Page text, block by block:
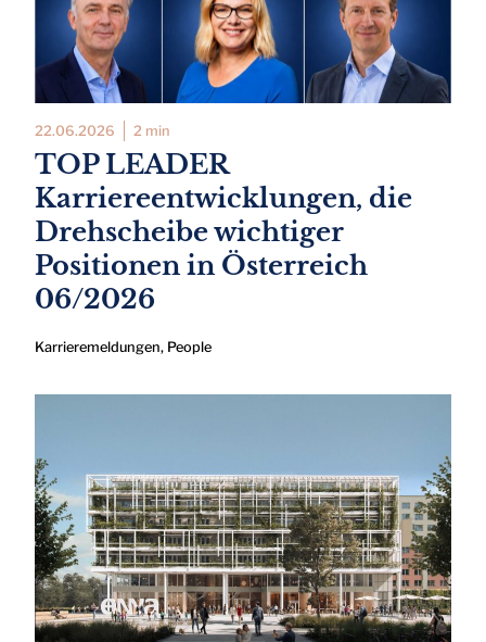
22.06.2026 2 min
TOP LEADER
Karriereentwicklungen, die
Drehscheibe wichtiger
Positionen in Österreich
06/2026
Karrieremeldungen, People